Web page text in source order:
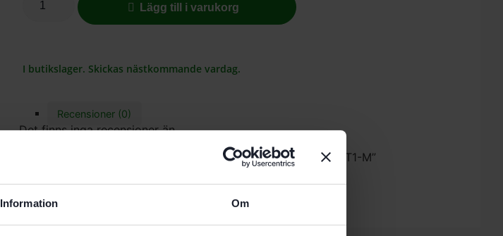
Information Om
Lägg till i varukorg
I butikslager. Skickas nästkommande vardag.
Recensioner (0)
Det finns inga recensioner än.
Bli först med att recensera ”Festool Fashionshirt herr FASH-FT1-M”